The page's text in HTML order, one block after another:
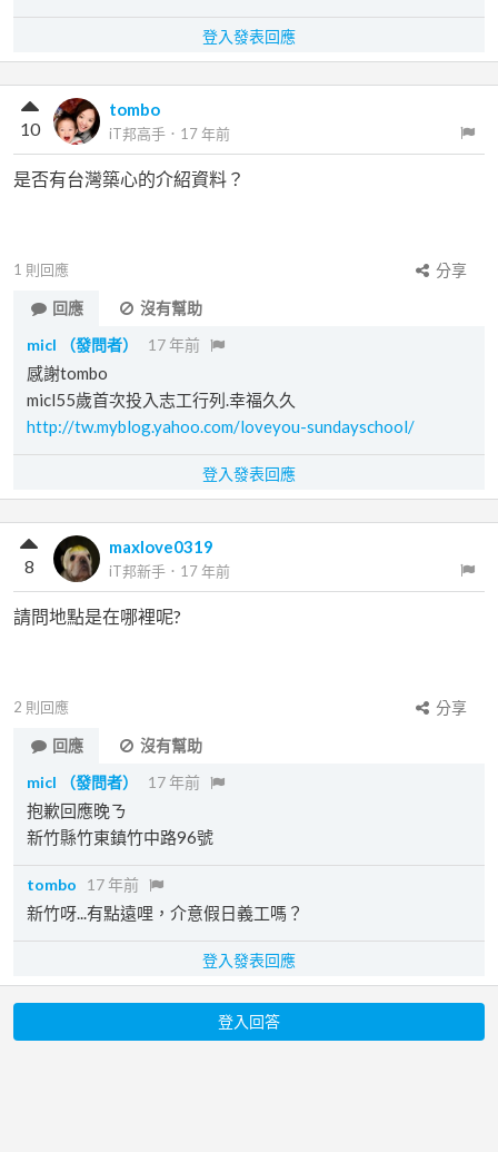
登入發表回應
tombo
iT邦高手 ． 17 年前
10
是否有台灣築心的介紹資料？
1 則回應
分享
回應
沒有幫助
micl
（發問者） 17 年前
感謝tombo
micl55歲首次投入志工行列.幸福久久
http://tw.myblog.yahoo.com/loveyou-sundayschool/
登入發表回應
maxlove0319
iT邦新手 ． 17 年前
8
請問地點是在哪裡呢?
2 則回應
分享
回應
沒有幫助
micl
（發問者） 17 年前
抱歉回應晚ㄋ
新竹縣竹東鎮竹中路96號
tombo 17 年前
新竹呀...有點遠哩，介意假日義工嗎？
登入發表回應
登入回答